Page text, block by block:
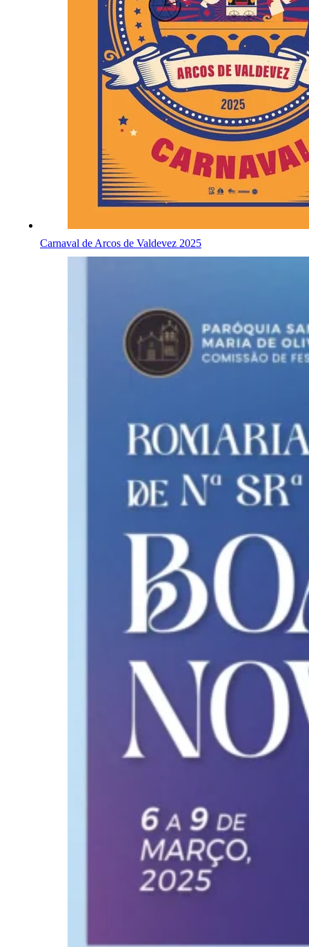
Carnaval de Arcos de Valdevez 2025